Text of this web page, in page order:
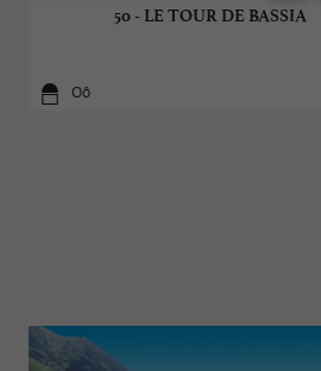
50 - LE TOUR DE BASSIA
Oô